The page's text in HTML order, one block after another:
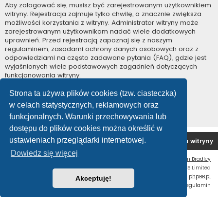
Strona ta używa plików cookies (tzw. ciasteczka)
w celach statystycznych, reklamowych oraz
funkcjonalnych. Warunki przechowywania lub
dostępu do plików cookies można określić w
ustawieniach przeglądarki internetowej.
Dowiedz się więcej
Akceptuję!
Aby zalogować się, musisz być zarejestrowanym użytkownikiem
witryny. Rejestracja zajmuje tylko chwilę, a znacznie zwiększa
możliwości korzystania z witryny. Administrator witryny może
zarejestrowanym użytkownikom nadać wiele dodatkowych
uprawnień. Przed rejestracją zapoznaj się z naszym
regulaminem, zasadami ochrony danych osobowych oraz z
odpowiedziami na często zadawane pytania (FAQ), gdzie jest
wyjaśnionych wiele podstawowych zagadnień dotyczących
funkcjonowania witryny.
Regulamin |Zasady ochrony danych osobowych
Zarejestruj się
Forum OC PL Strona główna Usuń ciasteczka witryny
Ian Bradley
Technologię dostarczaphpBB® Forum Software © phpBB Limited
Polski pakiet językowy dostarcza phpBB.pl
Zasady ochrony danych osobowych
Regulamin